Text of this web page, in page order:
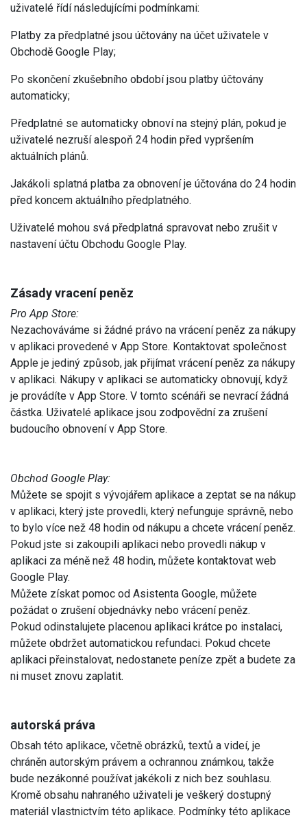
uživatelé řídí následujícími podmínkami:
Platby za předplatné jsou účtovány na účet uživatele v
Obchodě Google Play;
Po skončení zkušebního období jsou platby účtovány
automaticky;
Předplatné se automaticky obnoví na stejný plán, pokud je
uživatelé nezruší alespoň 24 hodin před vypršením
aktuálních plánů.
Jakákoli splatná platba za obnovení je účtována do 24 hodin
před koncem aktuálního předplatného.
Uživatelé mohou svá předplatná spravovat nebo zrušit v
nastavení účtu Obchodu Google Play.
Zásady vracení peněz
Pro App Store:
Nezachováváme si žádné právo na vrácení peněz za nákupy
v aplikaci provedené v App Store. Kontaktovat společnost
Apple je jediný způsob, jak přijímat vrácení peněz za nákupy
v aplikaci. Nákupy v aplikaci se automaticky obnovují, když
je provádíte v App Store. V tomto scénáři se nevrací žádná
částka. Uživatelé aplikace jsou zodpovědní za zrušení
budoucího obnovení v App Store.
Obchod Google Play:
Můžete se spojit s vývojářem aplikace a zeptat se na nákup
v aplikaci, který jste provedli, který nefunguje správně, nebo
to bylo více než 48 hodin od nákupu a chcete vrácení peněz.
Pokud jste si zakoupili aplikaci nebo provedli nákup v
aplikaci za méně než 48 hodin, můžete kontaktovat web
Google Play.
Můžete získat pomoc od Asistenta Google, můžete
požádat o zrušení objednávky nebo vrácení peněz.
Pokud odinstalujete placenou aplikaci krátce po instalaci,
můžete obdržet automatickou refundaci. Pokud chcete
aplikaci přeinstalovat, nedostanete peníze zpět a budete za
ni muset znovu zaplatit.
autorská práva
Obsah této aplikace, včetně obrázků, textů a videí, je
chráněn autorským právem a ochrannou známkou, takže
bude nezákonné používat jakékoli z nich bez souhlasu.
Kromě obsahu nahraného uživateli je veškerý dostupný
materiál vlastnictvím této aplikace. Podmínky této aplikace